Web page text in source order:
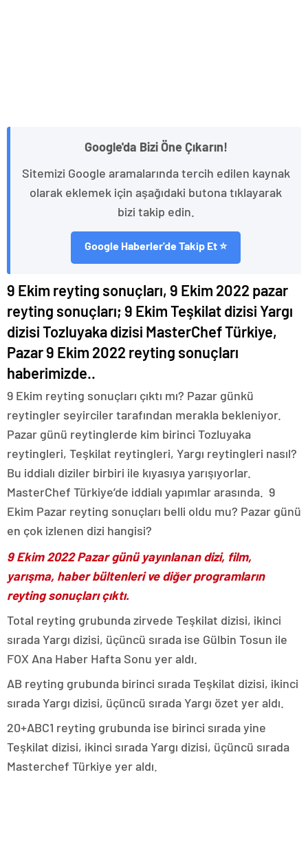
Google'da Bizi Öne Çıkarın!
Sitemizi Google aramalarında tercih edilen kaynak
olarak eklemek için aşağıdaki butona tıklayarak
bizi takip edin.
Google Haberler'de Takip Et ⭐
9 Ekim reyting sonuçları, 9 Ekim 2022 pazar
reyting sonuçları; 9 Ekim Teşkilat dizisi Yargı
dizisi Tozluyaka dizisi MasterChef Türkiye,
Pazar 9 Ekim 2022 reyting sonuçları
haberimizde..
9 Ekim reyting sonuçları çıktı mı? Pazar günkü
reytingler seyirciler tarafından merakla bekleniyor.
Pazar günü reytinglerde kim birinci Tozluyaka
reytingleri, Teşkilat reytingleri, Yargı reytingleri nasıl?
Bu iddialı diziler birbiri ile kıyasıya yarışıyorlar.
MasterChef Türkiye’de iddialı yapımlar arasında. 9
Ekim Pazar reyting sonuçları belli oldu mu? Pazar günü
en çok izlenen dizi hangisi?
9 Ekim 2022 Pazar günü yayınlanan dizi, film,
yarışma, haber bültenleri ve diğer programların
reyting sonuçları çıktı.
Total reyting grubunda zirvede Teşkilat dizisi, ikinci
sırada Yargı dizisi, üçüncü sırada ise Gülbin Tosun ile
FOX Ana Haber Hafta Sonu yer aldı.
AB reyting grubunda birinci sırada Teşkilat dizisi, ikinci
sırada Yargı dizisi, üçüncü sırada Yargı özet yer aldı.
20+ABC1 reyting grubunda ise birinci sırada yine
Teşkilat dizisi, ikinci sırada Yargı dizisi, üçüncü sırada
Masterchef Türkiye yer aldı.